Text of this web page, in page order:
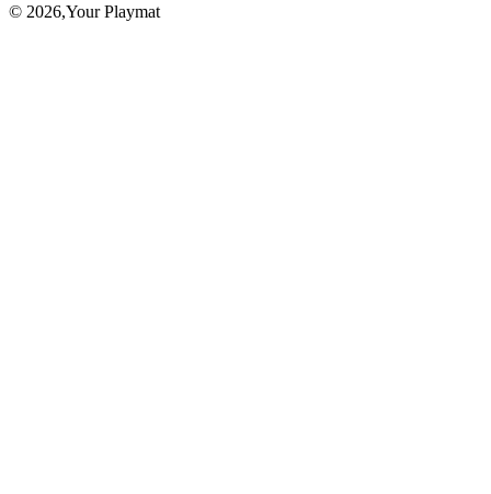
© 2026,Your Playmat